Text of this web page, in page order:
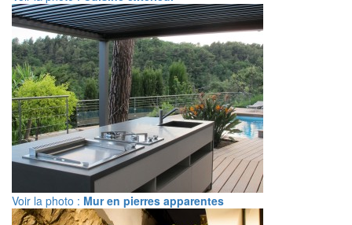
Voir la photo : Mur en pierres apparentes